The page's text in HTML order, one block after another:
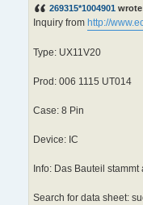
269315*1004901
Inquiry from http://
Type: UX11V20
Prod: 006 1115 UT014
Case: 8 Pin
Device: IC
Info: Das Bauteil
Search for data sheet: